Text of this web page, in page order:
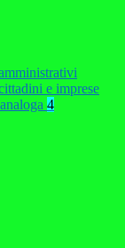
e imprese
4